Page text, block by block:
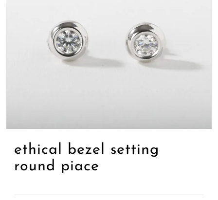
ethical bezel setting
round piace